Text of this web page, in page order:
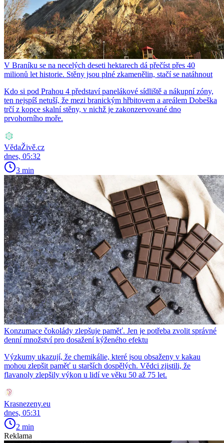
V Braníku se na necelých deseti hektarech dá přečíst přes 40
milionů let historie. Stěny jsou plné zkamenělin, stačí se natáhnout
Kdo si pod Prahou 4 představí panelákové sídliště a nákupní zóny,
ten nejspíš netuší, že mezi branickým hřbitovem a areálem Dobeška
trčí z kopce skalní stěny, v nichž je zakonzervované dno
prvohorního moře.
VědaŽivě.cz
dnes, 05:32
3 min
Konzumace čokolády zlepšuje paměť. Jen je potřeba zvolit správné
denní množství pro dosažení kýženého efektu
Výzkumy ukazují, že chemikálie, které jsou obsaženy v kakau
mohou zlepšit paměť u starších dospělých. Vědci zjistili, že
flavanoly zlepšily výkon u lidí ve věku 50 až 75 let.
Krasnezeny.eu
dnes, 05:31
2 min
Reklama